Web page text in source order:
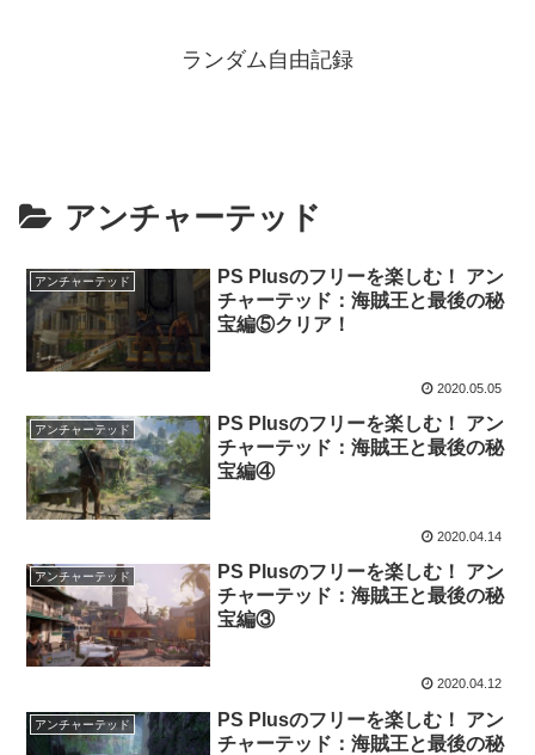
ランダム自由記録
アンチャーテッド
アンチャーテッド
PS Plusのフリーを楽しむ！ アン
チャーテッド：海賊王と最後の秘
宝編⑤クリア！
2020.05.05
アンチャーテッド
PS Plusのフリーを楽しむ！ アン
チャーテッド：海賊王と最後の秘
宝編④
2020.04.14
アンチャーテッド
PS Plusのフリーを楽しむ！ アン
チャーテッド：海賊王と最後の秘
宝編③
2020.04.12
アンチャーテッド
PS Plusのフリーを楽しむ！ アン
チャーテッド：海賊王と最後の秘